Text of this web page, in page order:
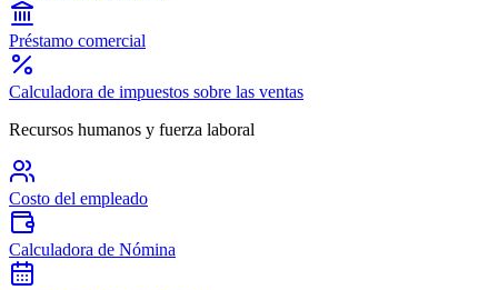
Préstamo comercial
Calculadora de impuestos sobre las ventas
Recursos humanos y fuerza laboral
Costo del empleado
Calculadora de Nómina